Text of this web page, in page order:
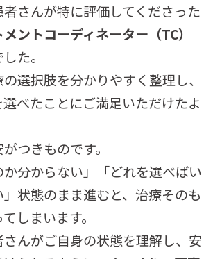
さんが特に評価してくださった
メントコーディネーター（TC）
た。
選択肢を分かりやすく整理し、
べたことにご満足いただけたよ
つきものです。
か分からない」「どれを選べばい
状態のまま進むと、治療そのも
しまいます。
んがご自身の状態を理解し、安